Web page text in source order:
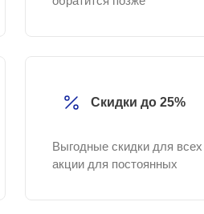
Скидки до 25%
Выгодные скидки для
акции для постоянных